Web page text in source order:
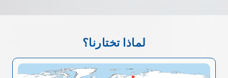
لماذا تختارنا؟